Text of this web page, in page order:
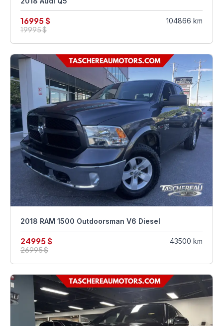
16995 $
19995 $
104866 km
2018 RAM 1500 Outdoorsman V6 Diesel
24995 $
26995 $
43500 km